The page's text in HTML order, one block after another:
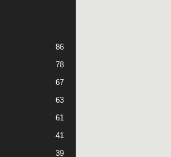
86
78
67
63
61
41
39